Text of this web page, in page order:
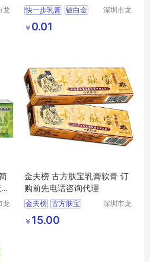
龙
放心省心
快一步乳膏 铍白金
铍白金快一步乳膏
深圳市龙
￥ 0.01
龙
金夫榜 古方肤宝乳膏软膏 订
购前先电话咨询代理
金夫榜 古方肤宝
深圳市龙
￥ 15.00